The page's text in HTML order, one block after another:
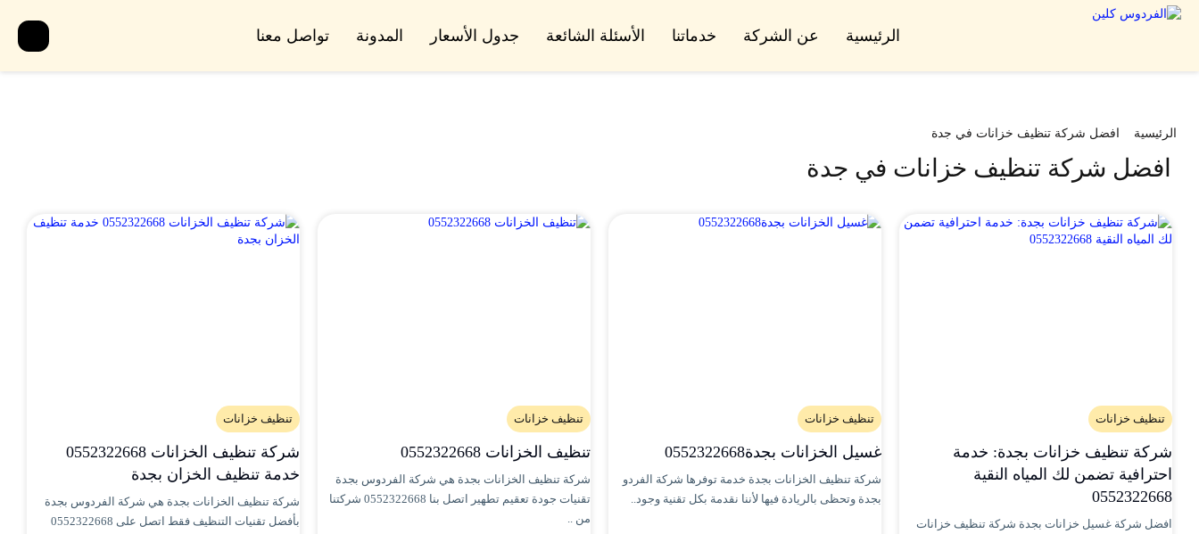
الرئيسية عن الشركة خدماتنا الأسئلة الشائعة جدول الأسعار المدونة تواصل معنا
الرئيسية افضل شركة تنظيف خزانات في جدة
افضل شركة تنظيف خزانات في جدة
تنظيف خزانات
شركة تنظيف خزانات بجدة: خدمة
احترافية تضمن لك المياه النقية
0552322668
افضل شركة غسيل خزانات بجدة شركة تنظيف خزانات
تنظيف خزانات
غسيل الخزانات بجدة0552322668
شركة تنظيف الخزانات بجدة خدمة توفرها شركة الفردو
بجدة وتحظى بالريادة فيها لأننا نقدمة بكل تقنية وجود..
تنظيف خزانات
تنظيف الخزانات 0552322668
شركة تنظيف الخزانات بجدة هي شركة الفردوس بجدة
تقنيات جودة تعقيم تطهير اتصل بنا 0552322668 شركتنا
من ..
تنظيف خزانات
شركة تنظيف الخزانات 0552322668
خدمة تنظيف الخزان بجدة
شركة تنظيف الخزانات بجدة هي شركة الفردوس بجدة
بأفضل تقنيات التنظيف فقط اتصل على 0552322668